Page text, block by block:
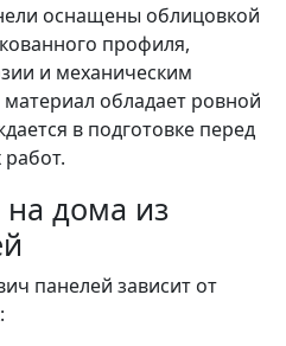
оснащены облицовкой
профиля,
и механическим
обладает ровной
в подготовке перед
дома из
панелей зависит от